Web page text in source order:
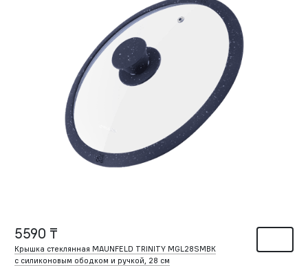
5590 ₸
Крышка стеклянная MAUNFELD TRINITY MGL28SMBK
с силиконовым ободком и ручкой, 28 см